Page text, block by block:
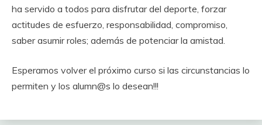
ha servido a todos para disfrutar del deporte, forzar
actitudes de esfuerzo, responsabilidad, compromiso,
saber asumir roles; además de potenciar la amistad.
Esperamos volver el próximo curso si las circunstancias lo
permiten y los alumn@s lo desean!!!